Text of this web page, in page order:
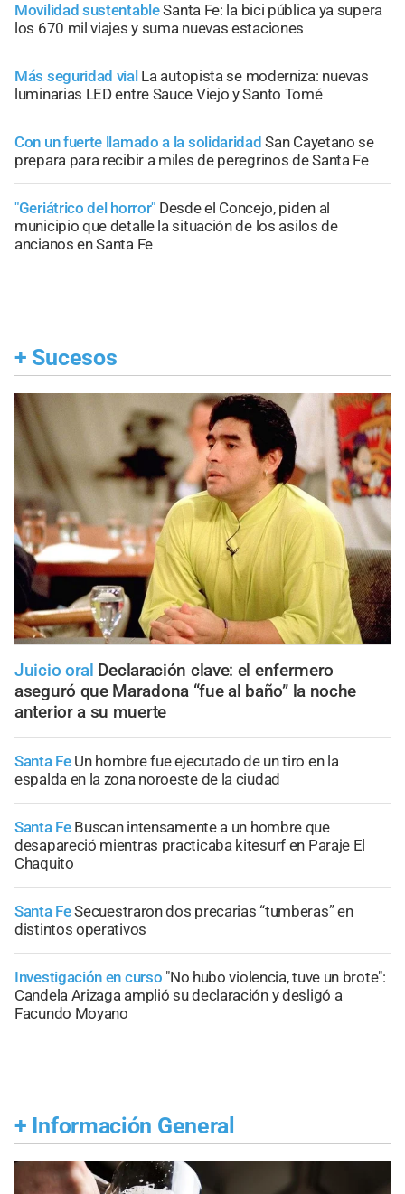
Movilidad sustentableSanta Fe: la bici pública ya supera
los 670 mil viajes y suma nuevas estaciones
Más seguridad vial La autopista se moderniza: nuevas
luminarias LED entre Sauce Viejo y Santo Tomé
Con un fuerte llamado a la solidaridad San Cayetano se
prepara para recibir a miles de peregrinos de Santa Fe
"Geriátrico del horror" Desde el Concejo, piden al
municipio que detalle la situación de los asilos de
ancianos en Santa Fe
+ Sucesos
Juicio oral Declaración clave: el enfermero
aseguró que Maradona “fue al baño” la noche
anterior a su muerte
Santa Fe Un hombre fue ejecutado de un tiro en la
espalda en la zona noroeste de la ciudad
Santa Fe Buscan intensamente a un hombre que
desapareció mientras practicaba kitesurf en Paraje El
Chaquito
Santa FeSecuestraron dos precarias “tumberas” en
distintos operativos
Investigación en curso "No hubo violencia, tuve un brote":
Candela Arizaga amplió su declaración y desligó a
Facundo Moyano
+ Información General